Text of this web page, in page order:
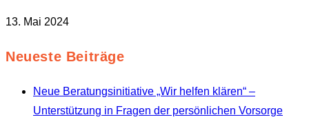
13. Mai 2024
Neueste Beiträge
Neue Beratungsinitiative „Wir helfen klären“ –
Unterstützung in Fragen der persönlichen Vorsorge